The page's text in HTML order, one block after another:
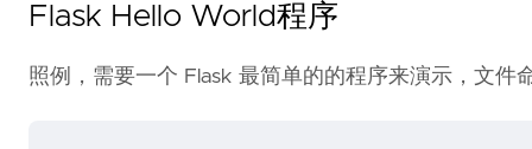
Flask Hello World程序
照例，需要一个 Flask 最简单的的程序来演示，文件